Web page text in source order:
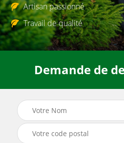
Artisan passionné
Travail de qualité
Demande de